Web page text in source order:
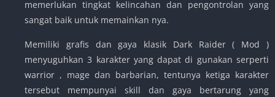
memerlukan tingkat kelincahan dan pengontrolan yang
sangat baik untuk memainkan nya.
Memiliki grafis dan gaya klasik Dark Raider ( Mod )
menyuguhkan 3 karakter yang dapat di gunakan serperti
warrior , mage dan barbarian, tentunya ketiga karakter
tersebut mempunyai skill dan gaya bertarung yang